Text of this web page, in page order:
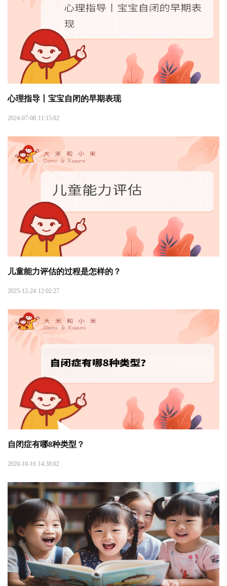
心理指导丨宝宝自闭的早期表现
2024-07-08 11:15:02
儿童能力评估的过程是怎样的？
2025-12-24 12:02:27
自闭症有哪8种类型？
2020-10-16 14:38:02